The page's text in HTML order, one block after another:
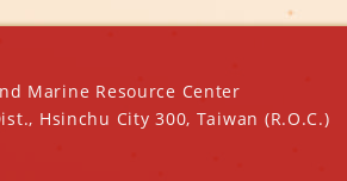
Marine Resource Center
Hsinchu City 300, Taiwan (R.O.C.)